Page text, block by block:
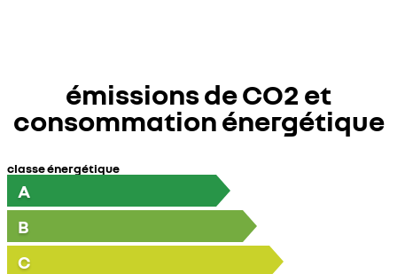
émissions de CO2 et
consommation énergétique
classe énergétique
A
B
C